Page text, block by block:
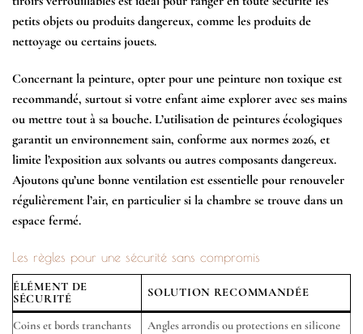
petits objets ou produits dangereux, comme les produits de
nettoyage ou certains jouets.
Concernant la peinture, opter pour une peinture non toxique est
recommandé, surtout si votre enfant aime explorer avec ses mains
ou mettre tout à sa bouche. L’utilisation de peintures écologiques
garantit un environnement sain, conforme aux normes 2026, et
limite l’exposition aux solvants ou autres composants dangereux.
Ajoutons qu’une bonne ventilation est essentielle pour renouveler
régulièrement l’air, en particulier si la chambre se trouve dans un
espace fermé.
Les règles pour une sécurité sans compromis
ÉLÉMENT DE
SÉCURITÉ
SOLUTION RECOMMANDÉE
Coins et bords tranchants
Angles arrondis ou protections en silicone